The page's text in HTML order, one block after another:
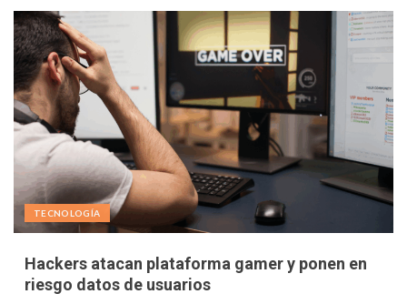
TECNOLOGÍA
Hackers atacan plataforma gamer y ponen en
riesgo datos de usuarios